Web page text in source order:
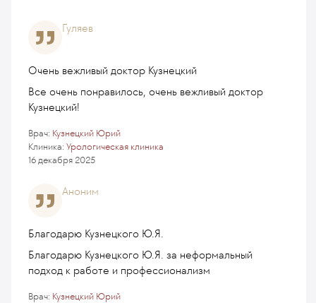
Гуляев
Очень вежливый доктор Кузнецкий
Все очень понравилось, очень вежливый доктор
Кузнецкий!
Клиника: Урологическая клиника
Врач: Кузнецкий Юрий
16 декабря 2025
Аноним
Благодарю Кузнецкого Ю.Я.
Благодарю Кузнецкого Ю.Я. за неформальный
подход к работе и профессионализм
Врач: Кузнецкий Юрий